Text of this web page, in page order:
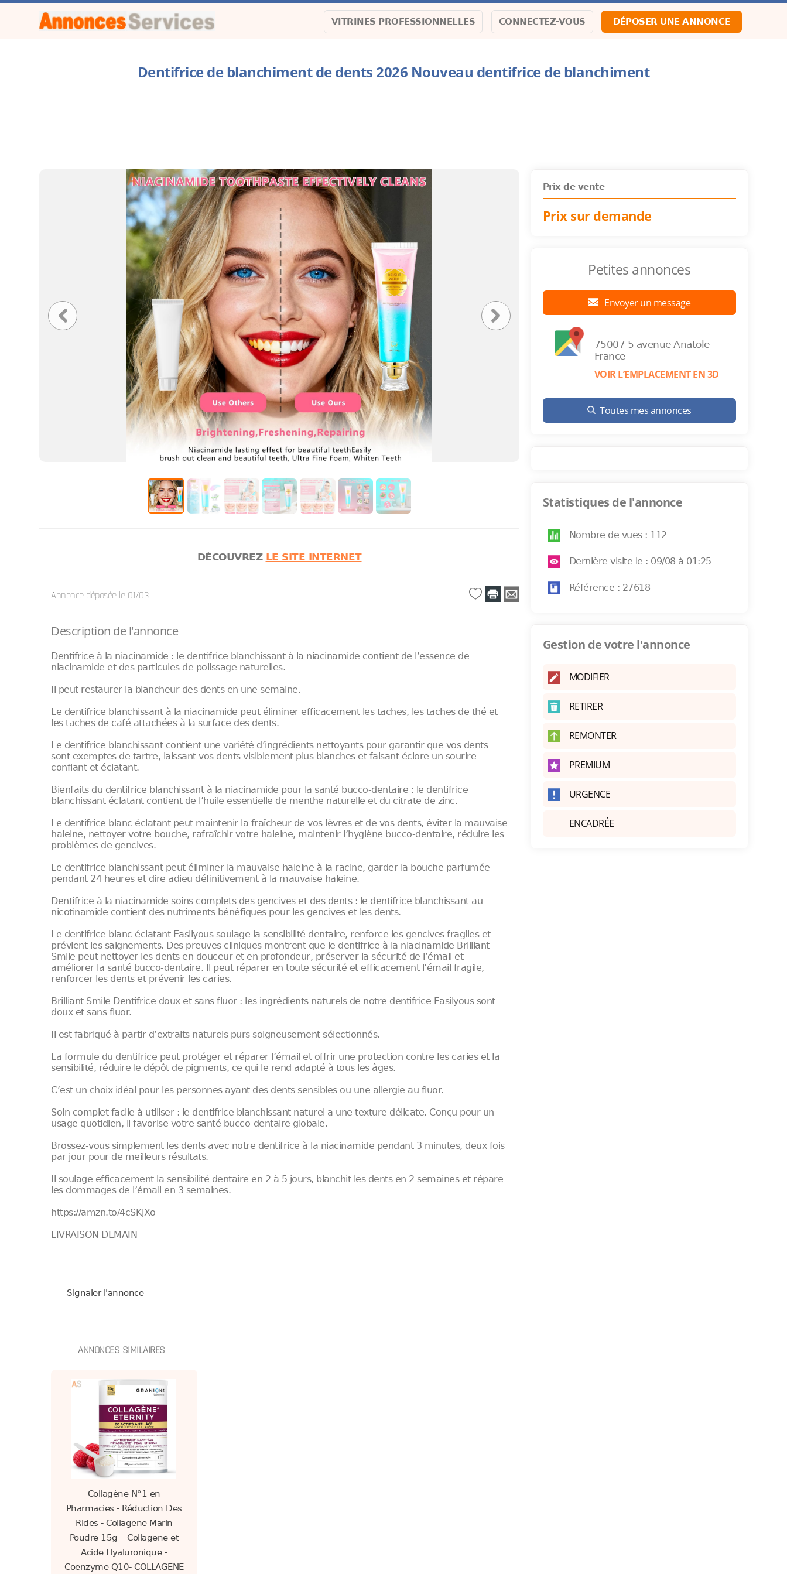
VITRINES PROFESSIONNELLES CONNECTEZ-VOUS DÉPOSER UNE ANNONCE
Dentifrice de blanchiment de dents 2026 Nouveau dentifrice de blanchiment
DÉCOUVREZ LE SITE INTERNET
Annonce déposée le 01/03
Description de l'annonce
Dentifrice à la niacinamide : le dentifrice blanchissant à la niacinamide contient de l’essence de
niacinamide et des particules de polissage naturelles.
Il peut restaurer la blancheur des dents en une semaine.
Le dentifrice blanchissant à la niacinamide peut éliminer efficacement les taches, les taches de thé et
les taches de café attachées à la surface des dents.
Le dentifrice blanchissant contient une variété d’ingrédients nettoyants pour garantir que vos dents
sont exemptes de tartre, laissant vos dents visiblement plus blanches et faisant éclore un sourire
confiant et éclatant.
Bienfaits du dentifrice blanchissant à la niacinamide pour la santé bucco-dentaire : le dentifrice
blanchissant éclatant contient de l’huile essentielle de menthe naturelle et du citrate de zinc.
Le dentifrice blanc éclatant peut maintenir la fraîcheur de vos lèvres et de vos dents, éviter la mauvaise
haleine, nettoyer votre bouche, rafraîchir votre haleine, maintenir l’hygiène bucco-dentaire, réduire les
problèmes de gencives.
Le dentifrice blanchissant peut éliminer la mauvaise haleine à la racine, garder la bouche parfumée
pendant 24 heures et dire adieu définitivement à la mauvaise haleine.
Dentifrice à la niacinamide soins complets des gencives et des dents : le dentifrice blanchissant au
nicotinamide contient des nutriments bénéfiques pour les gencives et les dents.
Le dentifrice blanc éclatant Easilyous soulage la sensibilité dentaire, renforce les gencives fragiles et
prévient les saignements. Des preuves cliniques montrent que le dentifrice à la niacinamide Brilliant
Smile peut nettoyer les dents en douceur et en profondeur, préserver la sécurité de l’émail et
améliorer la santé bucco-dentaire. Il peut réparer en toute sécurité et efficacement l’émail fragile,
renforcer les dents et prévenir les caries.
Brilliant Smile Dentifrice doux et sans fluor : les ingrédients naturels de notre dentifrice Easilyous sont
doux et sans fluor.
Il est fabriqué à partir d’extraits naturels purs soigneusement sélectionnés.
La formule du dentifrice peut protéger et réparer l’émail et offrir une protection contre les caries et la
sensibilité, réduire le dépôt de pigments, ce qui le rend adapté à tous les âges.
C’est un choix idéal pour les personnes ayant des dents sensibles ou une allergie au fluor.
Soin complet facile à utiliser : le dentifrice blanchissant naturel a une texture délicate. Conçu pour un
usage quotidien, il favorise votre santé bucco-dentaire globale.
Brossez-vous simplement les dents avec notre dentifrice à la niacinamide pendant 3 minutes, deux fois
par jour pour de meilleurs résultats.
Il soulage efficacement la sensibilité dentaire en 2 à 5 jours, blanchit les dents en 2 semaines et répare
les dommages de l’émail en 3 semaines.
https://amzn.to/4cSKjXo
LIVRAISON DEMAIN
Signaler l'annonce
ANNONCES SIMILAIRES
Collagène N°1 en
Pharmacies - Réduction Des
Rides - Collagene Marin
Poudre 15g – Collagene et
Acide Hyaluronique -
Coenzyme Q10- COLLAGENE
Prix de vente
Prix sur demande
Petites annonces
Envoyer un message
75007 5 avenue Anatole
France
VOIR L’EMPLACEMENT EN 3D
Toutes mes annonces
Statistiques de l'annonce
Nombre de vues : 112
Dernière visite le : 09/08 à 01:25
Référence : 27618
Gestion de votre l'annonce
MODIFIER
RETIRER
REMONTER
PREMIUM
URGENCE
ENCADRÉE